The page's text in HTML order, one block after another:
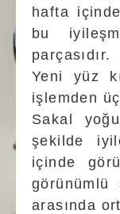
hafta
bu
parçasıdır.
Yeni yüz
işlemden
Sakal
şekilde
içinde
arasında